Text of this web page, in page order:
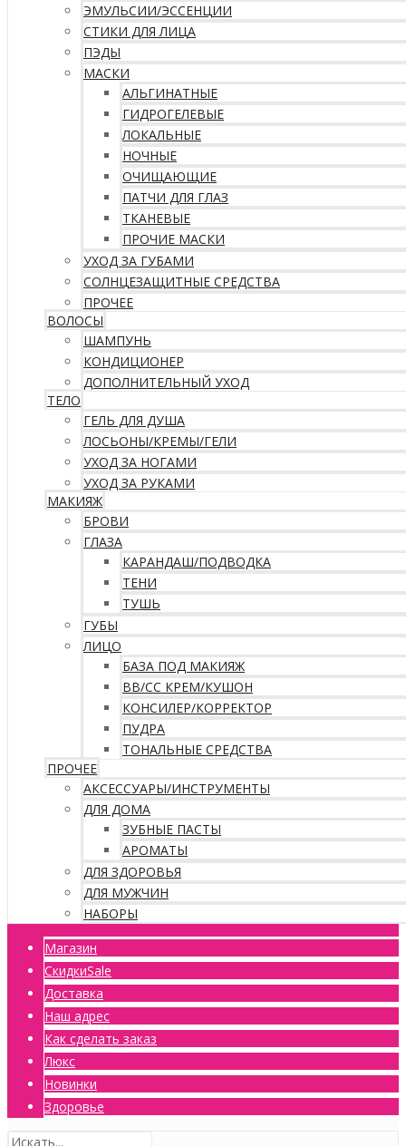
ЭМУЛЬСИИ/ЭССЕНЦИИ
СТИКИ ДЛЯ ЛИЦА
ПЭДЫ
МАСКИ
АЛЬГИНАТНЫЕ
ГИДРОГЕЛЕВЫЕ
ЛОКАЛЬНЫЕ
НОЧНЫЕ
ОЧИЩАЮЩИЕ
ПАТЧИ ДЛЯ ГЛАЗ
ТКАНЕВЫЕ
ПРОЧИЕ МАСКИ
УХОД ЗА ГУБАМИ
СОЛНЦЕЗАЩИТНЫЕ СРЕДСТВА
ПРОЧЕЕ
ВОЛОСЫ
ШАМПУНЬ
КОНДИЦИОНЕР
ДОПОЛНИТЕЛЬНЫЙ УХОД
ТЕЛО
ГЕЛЬ ДЛЯ ДУША
ЛОСЬОНЫ/КРЕМЫ/ГЕЛИ
УХОД ЗА НОГАМИ
УХОД ЗА РУКАМИ
МАКИЯЖ
БРОВИ
ГЛАЗА
КАРАНДАШ/ПОДВОДКА
ТЕНИ
ТУШЬ
ГУБЫ
ЛИЦО
БАЗА ПОД МАКИЯЖ
ВВ/CC КРЕМ/КУШОН
КОНСИЛЕР/КОРРЕКТОР
ПУДРА
ТОНАЛЬНЫЕ СРЕДСТВА
ПРОЧЕЕ
АКСЕССУАРЫ/ИНСТРУМЕНТЫ
ДЛЯ ДОМА
ЗУБНЫЕ ПАСТЫ
АРОМАТЫ
ДЛЯ ЗДОРОВЬЯ
ДЛЯ МУЖЧИН
НАБОРЫ
Магазин
СкидкиSale
Доставка
Наш адрес
Как сделать заказ
Люкс
Новинки
Здоровье